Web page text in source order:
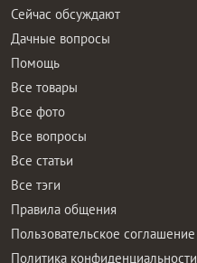
Сейчас обсуждают
Дачные вопросы
Помощь
Все товары
Все фото
Все вопросы
Все статьи
Все тэги
Правила общения
Пользовательское соглашение
Политика конфиденциальности